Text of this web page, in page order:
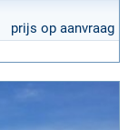
prijs op aanvraag